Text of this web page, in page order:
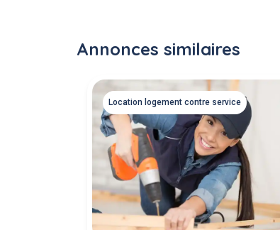
Annonces similaires
Location logement contre service